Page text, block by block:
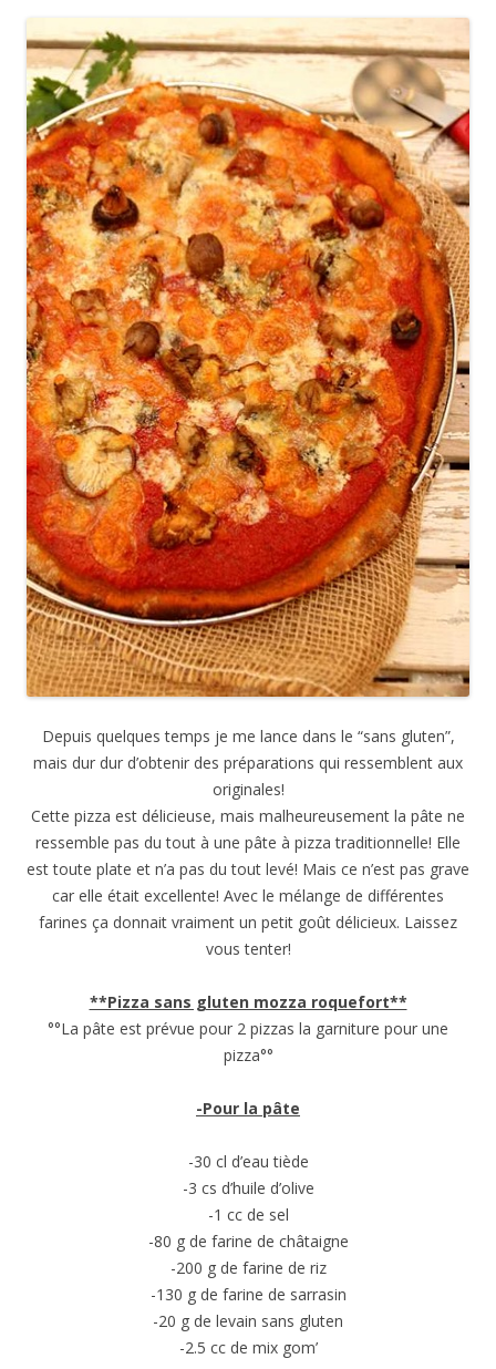
Depuis quelques temps je me lance dans le “sans gluten”,
mais dur dur d’obtenir des préparations qui ressemblent aux
originales!
Cette pizza est délicieuse, mais malheureusement la pâte ne
ressemble pas du tout à une pâte à pizza traditionnelle! Elle
est toute plate et n’a pas du tout levé! Mais ce n’est pas grave
car elle était excellente! Avec le mélange de différentes
farines ça donnait vraiment un petit goût délicieux. Laissez
vous tenter!
**Pizza sans gluten mozza roquefort**
°°La pâte est prévue pour 2 pizzas la garniture pour une
pizza°°
-Pour la pâte
-30 cl d’eau tiède
-3 cs d’huile d’olive
-1 cc de sel
-80 g de farine de châtaigne
-200 g de farine de riz
-130 g de farine de sarrasin
-20 g de levain sans gluten
-2.5 cc de mix gom’